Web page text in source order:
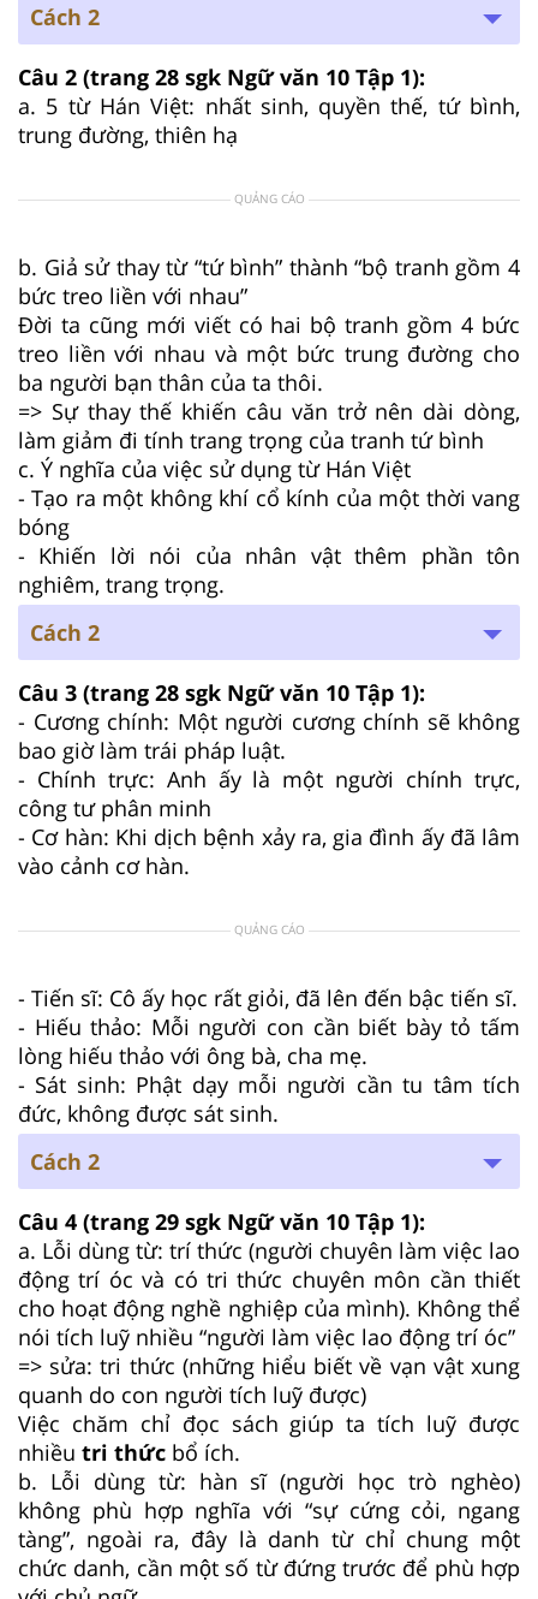
Cách 2
Câu 2 (trang 28 sgk Ngữ văn 10 Tập 1):
a. 5 từ Hán Việt: nhất sinh, quyền thế, tứ bình,
trung đường, thiên hạ
QUẢNG CÁO
b. Giả sử thay từ “tứ bình” thành “bộ tranh gồm 4
bức treo liền với nhau”
Đời ta cũng mới viết có hai bộ tranh gồm 4 bức
treo liền với nhau và một bức trung đường cho
ba người bạn thân của ta thôi.
=> Sự thay thế khiến câu văn trở nên dài dòng,
làm giảm đi tính trang trọng của tranh tứ bình
c. Ý nghĩa của việc sử dụng từ Hán Việt
- Tạo ra một không khí cổ kính của một thời vang
bóng
- Khiến lời nói của nhân vật thêm phần tôn
nghiêm, trang trọng.
Cách 2
Câu 3 (trang 28 sgk Ngữ văn 10 Tập 1):
- Cương chính: Một người cương chính sẽ không
bao giờ làm trái pháp luật.
- Chính trực: Anh ấy là một người chính trực,
công tư phân minh
- Cơ hàn: Khi dịch bệnh xảy ra, gia đình ấy đã lâm
vào cảnh cơ hàn.
QUẢNG CÁO
- Tiến sĩ: Cô ấy học rất giỏi, đã lên đến bậc tiến sĩ.
- Hiếu thảo: Mỗi người con cần biết bày tỏ tấm
lòng hiếu thảo với ông bà, cha mẹ.
- Sát sinh: Phật dạy mỗi người cần tu tâm tích
đức, không được sát sinh.
Cách 2
Câu 4 (trang 29 sgk Ngữ văn 10 Tập 1):
a. Lỗi dùng từ: trí thức (người chuyên làm việc lao
động trí óc và có tri thức chuyên môn cần thiết
cho hoạt động nghề nghiệp của mình). Không thể
nói tích luỹ nhiều “người làm việc lao động trí óc”
=> sửa: tri thức (những hiểu biết về vạn vật xung
quanh do con người tích luỹ được)
Việc chăm chỉ đọc sách giúp ta tích luỹ được
nhiều tri thức bổ ích.
b. Lỗi dùng từ: hàn sĩ (người học trò nghèo)
không phù hợp nghĩa với “sự cứng cỏi, ngang
tàng”, ngoài ra, đây là danh từ chỉ chung một
chức danh, cần một số từ đứng trước để phù hợp